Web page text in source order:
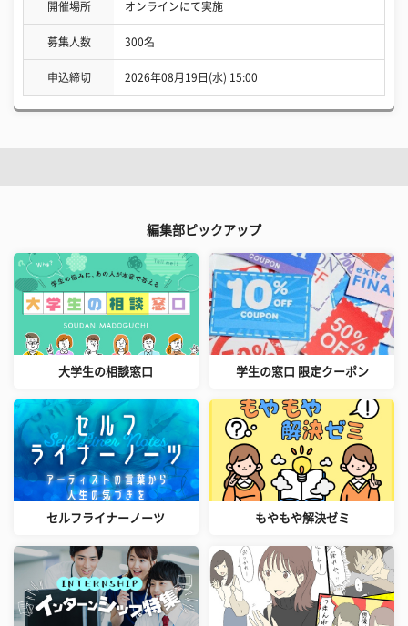
開催場所 オンラインにて実施
募集人数 300名
申込締切 2026年08月19日(水) 15:00
編集部ピックアップ
大学生の相談窓口 学生の窓口 限定クーポン
セルフライナーノーツ もやもや解決ゼミ